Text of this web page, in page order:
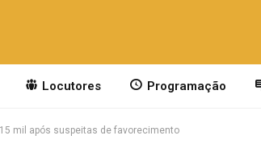
Locutores Programação
mil após suspeitas de favorecimento